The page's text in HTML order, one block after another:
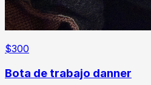
$300
Bota de trabajo danner